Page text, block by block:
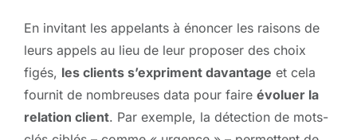
En invitant les appelants à énoncer les raisons de
leurs appels au lieu de leur proposer des choix
figés, les clients s’expriment davantage et cela
fournit de nombreuses data pour faire évoluer la
relation client. Par exemple, la détection de mots-